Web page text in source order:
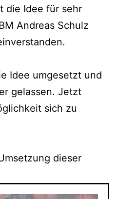
die Idee für sehr
Andreas Schulz
Idee umgesetzt und
gelassen. Jetzt
sich zu
dieser